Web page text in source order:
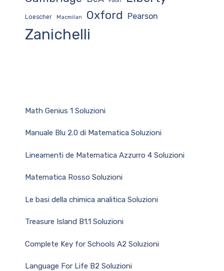
Loescher Macmilan Oxford Pearson
Zanichelli
Math Genius 1 Soluzioni
Manuale Blu 2.0 di Matematica Soluzioni
Lineamenti de Matematica Azzurro 4 Soluzioni
Matematica Rosso Soluzioni
Le basi della chimica analitica Soluzioni
Treasure Island B1.1 Soluzioni
Complete Key for Schools A2 Soluzioni
Language For Life B2 Soluzioni